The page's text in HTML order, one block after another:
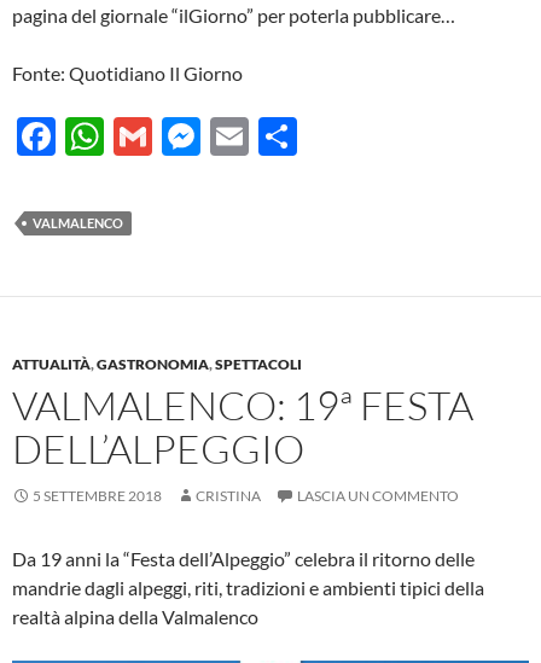
pagina del giornale “ilGiorno” per poterla pubblicare…
Fonte: Quotidiano Il Giorno
F
e
o
k
W
at
A
p
G
M
g
E
vi
VALMALENCO
ATTUALITÀ,GASTRONOMIA,SPETTACOLI
VALMALENCO: 19ª FESTA
DELL’ALPEGGIO
5 SETTEMBRE 2018 CRISTINA LASCIA UN COMMENTO
Da 19 anni la “Festa dell’Alpeggio” celebra il ritorno delle
mandrie dagli alpeggi, riti, tradizioni e ambienti tipici della
realtà alpina della Valmalenco